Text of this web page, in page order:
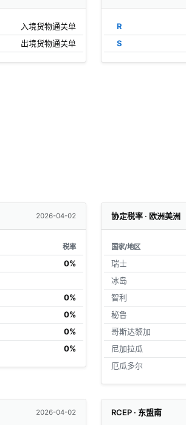
入境货物通关单
出境货物通关单
R
S
2026-04-02
税率
0%
0%
0%
0%
0%
协定税率 · 欧洲美洲
国家/地区
瑞士
冰岛
智利
秘鲁
哥斯达黎加
尼加拉瓜
厄瓜多尔
2026-04-02 RCEP · 东盟南